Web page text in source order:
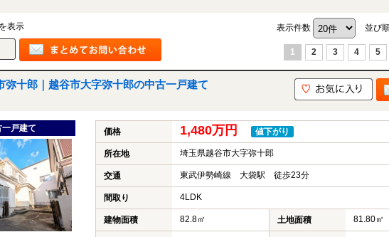
表示 表示件数 並び
1 2 3 4 5
弥十郎｜越谷市大字弥十郎の中古一戸建て
一戸建て 価格 1,480万円 値下がり
所在地 埼玉県越谷市大字弥十郎
交通 東武伊勢崎線 大袋駅 徒歩23分
間取り 4LDK
建物面積 82.8㎡ 土地面積 81.80㎡